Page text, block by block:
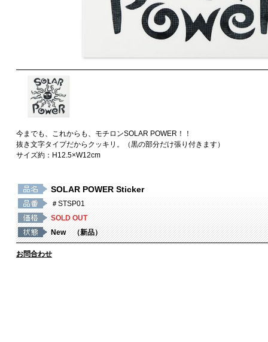
今までも、これからも、モチロンSOLAR POWER！！
抜き文字タイプだからクッキリ。（黒の部分だけ張り付きます）
サイズ約：H12.5×W12cm
SOLAR POWER Sticker
＃STSP01
SOLD OUT
New （新品）
お問合わせ